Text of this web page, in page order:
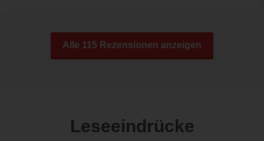
Alle 115 Rezensionen anzeigen
Leseeindrücke